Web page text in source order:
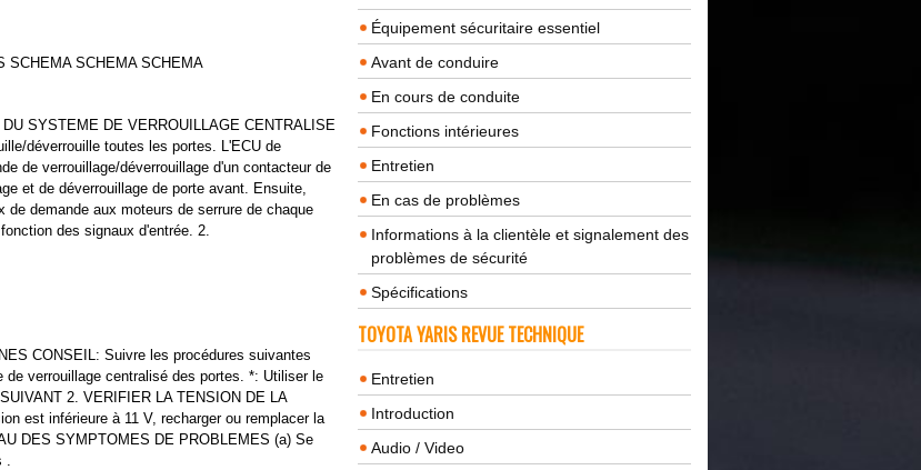
SCHEMA SCHEMA SCHEMA
SYSTEME DE VERROUILLAGE CENTRALISE
déverrouille toutes les portes. L'ECU de
de verrouillage/déverrouillage d'un contacteur de
et de déverrouillage de porte avant. Ensuite,
de demande aux moteurs de serrure de chaque
des signaux d'entrée. 2.
CONSEIL: Suivre les procédures suivantes
verrouillage centralisé des portes. *: Utiliser le
2. VERIFIER LA TENSION DE LA
est inférieure à 11 V, recharger ou remplacer la
DES SYMPTOMES DE PROBLEMES (a) Se
.
Équipement sécuritaire essentiel
Avant de conduire
En cours de conduite
Fonctions intérieures
Entretien
En cas de problèmes
Informations à la clientèle et signalement des
problèmes de sécurité
Spécifications
TOYOTA YARIS REVUE TECHNIQUE
Entretien
Introduction
Audio / Video